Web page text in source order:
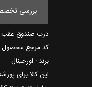
بررسی
درب صندوق عقب پورشه
کد مرجع محصول :
برند : اورجینال
این کالا برای پورشه کاین سال های 2011 تا